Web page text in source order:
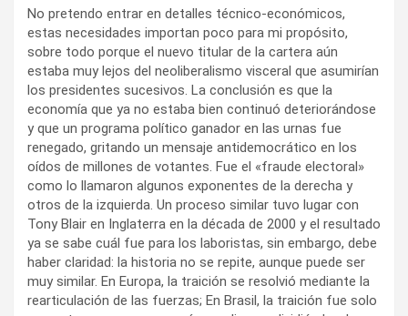
No pretendo entrar en detalles técnico-económicos,
estas necesidades importan poco para mi propósito,
sobre todo porque el nuevo titular de la cartera aún
estaba muy lejos del neoliberalismo visceral que asumirían
los presidentes sucesivos. La conclusión es que la
economía que ya no estaba bien continuó deteriorándose
y que un programa político ganador en las urnas fue
renegado, gritando un mensaje antidemocrático en los
oídos de millones de votantes. Fue el «fraude electoral»
como lo llamaron algunos exponentes de la derecha y
otros de la izquierda. Un proceso similar tuvo lugar con
Tony Blair en Inglaterra en la década de 2000 y el resultado
ya se sabe cuál fue para los laboristas, sin embargo, debe
haber claridad: la historia no se repite, aunque puede ser
muy similar. En Europa, la traición se resolvió mediante la
rearticulación de las fuerzas; En Brasil, la traición fue solo